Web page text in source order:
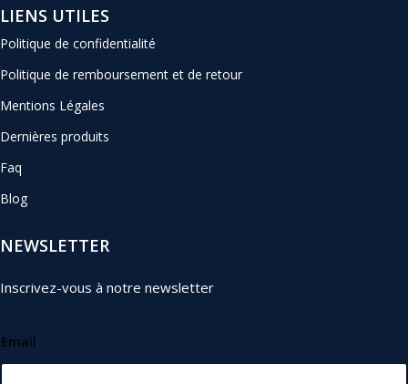
LIENS UTILES
Politique de confidentialité
Politique de remboursement et de retour
Mentions Légales
Dernières produits
Faq
Blog
NEWSLETTER
Inscrivez-vous à notre newsletter
Email